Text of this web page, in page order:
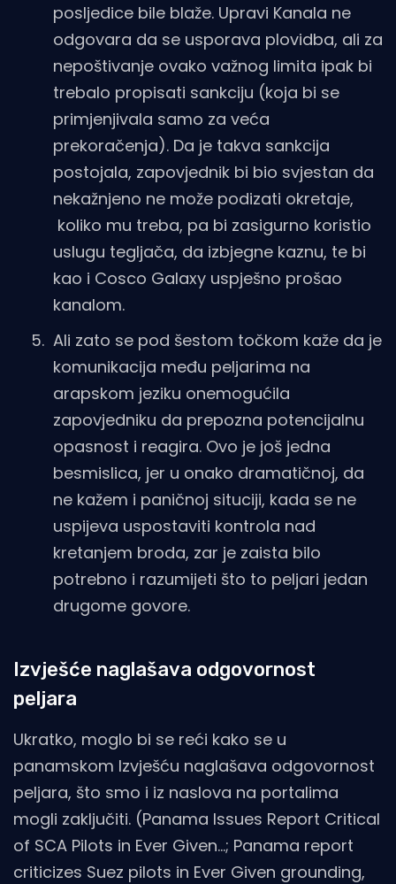
posljedice bile blaže. Upravi Kanala ne
odgovara da se usporava plovidba, ali za
nepoštivanje ovako važnog limita ipak bi
trebalo propisati sankciju (koja bi se
primjenjivala samo za veća
prekoračenja). Da je takva sankcija
postojala, zapovjednik bi bio svjestan da
nekažnjeno ne može podizati okretaje,
koliko mu treba, pa bi zasigurno koristio
uslugu tegljača, da izbjegne kaznu, te bi
kao i Cosco Galaxy uspješno prošao
kanalom.
Ali zato se pod šestom točkom kaže da je
komunikacija među peljarima na
arapskom jeziku onemogućila
zapovjedniku da prepozna potencijalnu
opasnost i reagira. Ovo je još jedna
besmislica, jer u onako dramatičnoj, da
ne kažem i paničnoj situciji, kada se ne
uspijeva uspostaviti kontrola nad
kretanjem broda, zar je zaista bilo
potrebno i razumijeti što to peljari jedan
drugome govore.
Izvješće naglašava odgovornost
peljara
Ukratko, moglo bi se reći kako se u
panamskom Izvješću naglašava odgovornost
peljara, što smo i iz naslova na portalima
mogli zaključiti. (Panama Issues Report Critical
of SCA Pilots in Ever Given...; Panama report
criticizes Suez pilots in Ever Given grounding,